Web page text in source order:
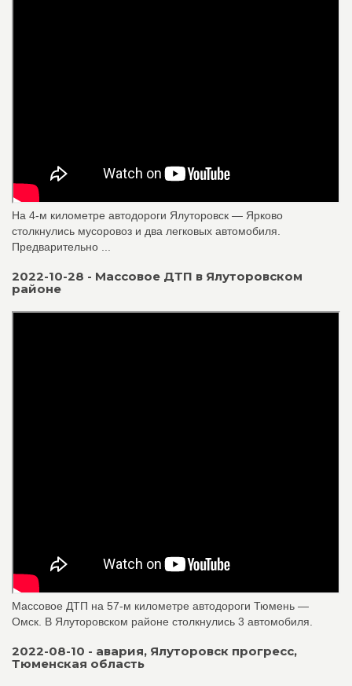
На 4-м километре автодороги Ялуторовск — Ярково
столкнулись мусоровоз и два легковых автомобиля.
Предварительно ...
2022-10-28 - Массовое ДТП в Ялуторовском
районе
Массовое ДТП на 57-м километре автодороги Тюмень —
Омск. В Ялуторовском районе столкнулись 3 автомобиля.
2022-08-10 - авария, Ялуторовск прогресс,
Тюменская область